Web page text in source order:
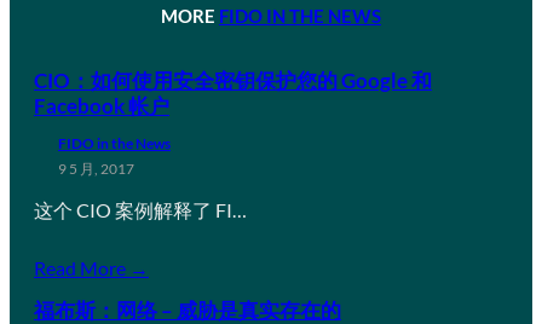
MORE FIDO IN THE NEWS
CIO：如何使用安全密钥保护您的 Google 和
Facebook 帐户
FIDO in the News
9 5 月, 2017
这个 CIO 案例解释了 FI…
Read More →
福布斯：网络 – 威胁是真实存在的